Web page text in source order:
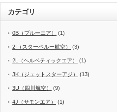
カテゴリ
0B（ブルーエア） (1)
2I（スターペルー航空） (3)
2L（ヘルベティックエア） (1)
3K（ジェットスターアジ） (13)
3U（四川航空） (9)
4J（サモンエア） (1)